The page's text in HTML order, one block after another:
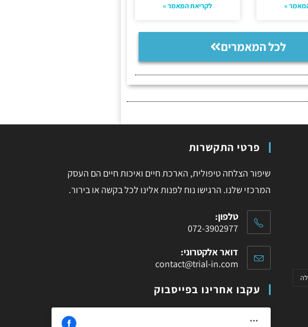
» לקריאת המאמר »
לכל המאמרים
פרטי התקשרות
שיפור הצלחה טיפולית, הארכת חיים ואיכות חיים הם העסק
המרכזי שלנו. הרגישו נוח לפנות אלינו לכל בקשה או בירור.
טלפון:
072-3902977
דואר אלקטרוני:
contact@trial-in.com
עקבו אחרינו בפייסבוק